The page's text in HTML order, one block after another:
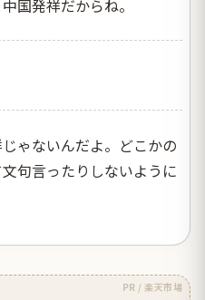
国発祥だからね。
ゃないんだよ。どこかの
句言ったりしないように
PR / 楽天市場